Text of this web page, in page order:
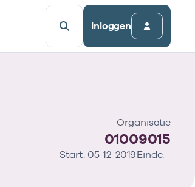
Inloggen
Organisatie
01009015
Start: 05-12-2019Einde: -